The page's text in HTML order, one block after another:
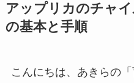
アップリカのチャ
の基本と手順
こんにちは、あきらの